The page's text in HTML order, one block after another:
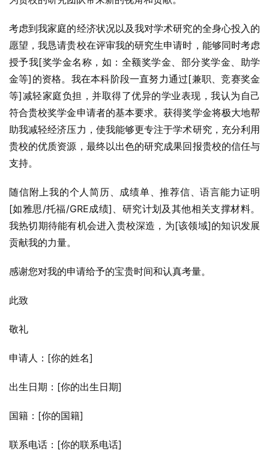
考虑到我家庭的经济状况以及我对学术研究的全身心投入的
愿望，我恳请贵校在评审我的研究生申请时，能够同时考虑
授予我[奖学金名称，如：全额奖学金、部分奖学金、助学
金等]的资格。我在本科阶段一直努力通过[兼职、竞赛奖金
等]减轻家庭负担，并取得了优异的学业表现，我认为自己
符合贵校奖学金申请者的基本要求。获得奖学金将极大地帮
助我减轻经济压力，使我能够更专注于学术研究，充分利用
贵校的优质资源，最终以出色的研究成果回报贵校的信任与
支持。
随信附上我的个人简历、成绩单、推荐信、语言能力证明
[如雅思/托福/GRE成绩]、研究计划及其他相关支撑材料。
我热切期待能有机会进入贵校深造，为[该领域]的知识发展
贡献我的力量。
感谢您对我的申请给予的宝贵时间和认真考量。
此致
敬礼
申请人：[你的姓名]
出生日期：[你的出生日期]
国籍：[你的国籍]
联系电话：[你的联系电话]